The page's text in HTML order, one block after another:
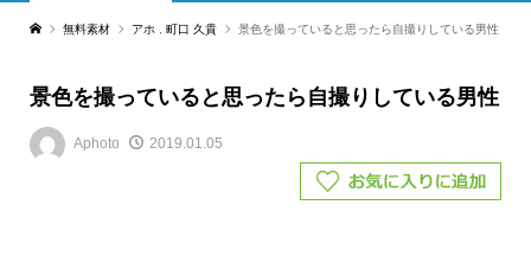
無料素材 アホ 町口 久貴 景色を撮っていると思ったら自撮りしている男性
景色を撮っていると思ったら自撮りしている男性
Aphoto 2019.01.05